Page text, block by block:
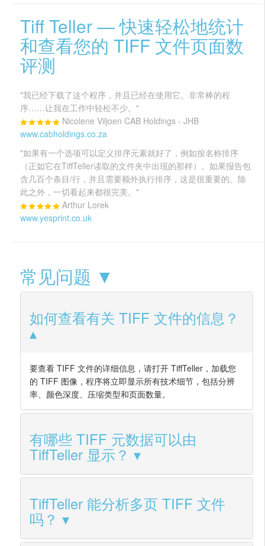
Tiff Teller — 快速轻松地统计
和查看您的 TIFF 文件页面数
评测
"我已经下载了这个程序，并且已经在使用它。非常棒的程
序……让我在工作中轻松不少。"
Nicolene Viljoen CAB Holdings - JHB
www.cabholdings.co.za
"如果有一个选项可以定义排序元素就好了，例如按名称排序
（正如它在TiffTeller读取的文件夹中出现的那样）。如果报告包
含几百个条目/行，并且需要额外执行排序，这是很重要的。除
此之外，一切看起来都很完美。"
Arthur Lorek
www.yesprint.co.uk
常见问题 ▼
如何查看有关 TIFF 文件的信息？
要查看 TIFF 文件的详细信息，请打开 TiffTeller，加载您
的 TIFF 图像，程序将立即显示所有技术细节，包括分辨
率、颜色深度、压缩类型和页面数量。
有哪些 TIFF 元数据可以由
TiffTeller 显示？
TiffTeller 能分析多页 TIFF 文件
吗？